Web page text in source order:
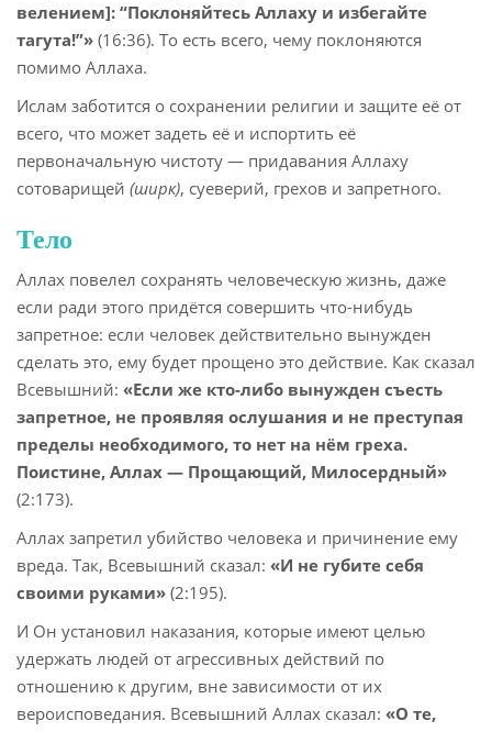
велением]: “Поклоняйтесь Аллаху и избегайте
тагута!”» (16:36). То есть всего, чему поклоняются
помимо Аллаха.
Ислам заботится о сохранении религии и защите её от
всего, что может задеть её и испортить её
первоначальную чистоту — придавания Аллаху
сотоварищей (ширк), суеверий, грехов и запретного.
Тело
Аллах повелел сохранять человеческую жизнь, даже
если ради этого придётся совершить что-нибудь
запретное: если человек действительно вынужден
сделать это, ему будет прощено это действие. Как сказал
Всевышний: «Если же кто-либо вынужден съесть
запретное, не проявляя ослушания и не преступая
пределы необходимого, то нет на нём греха.
Поистине, Аллах — Прощающий, Милосердный»
(2:173).
Аллах запретил убийство человека и причинение ему
вреда. Так, Всевышний сказал: «И не губите себя
своими руками» (2:195).
И Он установил наказания, которые имеют целью
удержать людей от агрессивных действий по
отношению к другим, вне зависимости от их
вероисповедания. Всевышний Аллах сказал: «О те,